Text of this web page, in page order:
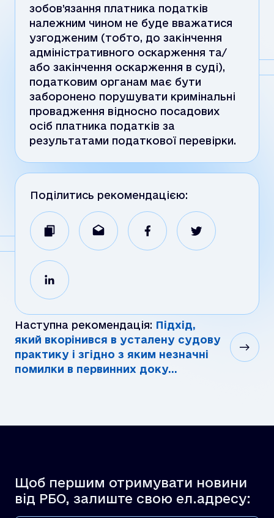
зобов’язання платника податків
належним чином не буде вважатися
узгодженим (тобто, до закінчення
адміністративного оскарження та/
або закінчення оскарження в суді),
податковим органам має бути
заборонено порушувати кримінальні
провадження відносно посадових
осіб платника податків за
результатами податкової перевірки.
Поділитись рекомендацією:
Наступна рекомендація: Підхід,
який вкорінився в усталену судову
практику і згідно з яким незначні
помилки в первинних доку...
Щоб першим отримувати новини
від РБО, залиште свою ел.адресу: